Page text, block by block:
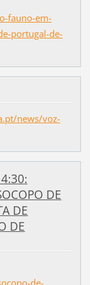
fauno-em-
portugal-de-
news/voz-
DE
DE
DE
de-